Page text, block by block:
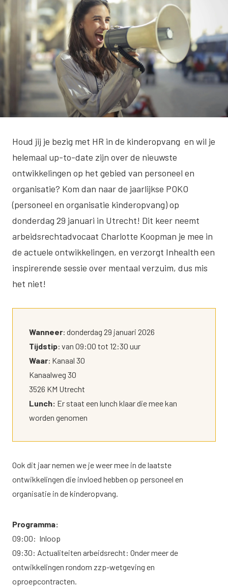
Houd jij je bezig met HR in de kinderopvang en wil je
helemaal up-to-date zijn over de nieuwste
ontwikkelingen op het gebied van personeel en
organisatie? Kom dan naar de jaarlijkse POKO
(personeel en organisatie kinderopvang) op
donderdag 29 januari in Utrecht! Dit keer neemt
arbeidsrechtadvocaat Charlotte Koopman je mee in
de actuele ontwikkelingen, en verzorgt Inhealth een
inspirerende sessie over mentaal verzuim, dus mis
het niet!
Wanneer: donderdag 29 januari 2026
Tijdstip: van 09:00 tot 12:30 uur
Waar: Kanaal 30
Kanaalweg 30
3526 KM Utrecht
Lunch: Er staat een lunch klaar die mee kan
worden genomen
Ook dit jaar nemen we je weer mee in de laatste
ontwikkelingen die invloed hebben op personeel en
organisatie in de kinderopvang.
Programma:
09:00: Inloop
09:30: Actualiteiten arbeidsrecht: Onder meer de
ontwikkelingen rondom zzp-wetgeving en
oproepcontracten.